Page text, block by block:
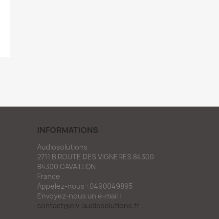
INFORMATIONS
Audiosolutions
2711 B ROUTE DES VIGNERES 84300
84300 CAVAILLON
France
Appelez-nous : 0490049895
Envoyez-nous un e-mail :
contact@elv-audiosolutions.fr